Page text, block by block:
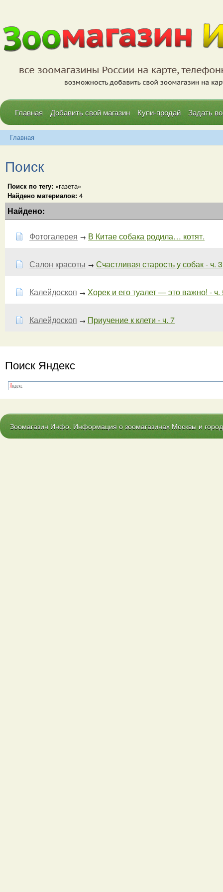
Главная Добавить свой магазин Купи-продай Задать
Главная
Поиск
Поиск по тегу: «газета»
Найдено материалов: 4
Найдено:
Фотогалерея → В Китае собака родила… котят.
Салон красоты → Счастливая старость у собак - ч. 3
Калейдоскоп → Хорек и его туалет — это важно! - ч.
Калейдоскоп → Приучение к клети - ч. 7
Поиск Яндекс
Зоомагазин Инфо. Информация о зоомагазинах Москвы и